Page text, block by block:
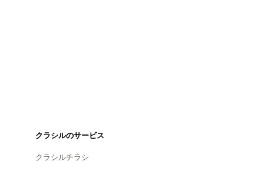
クラシルのサービス
クラシルチラシ